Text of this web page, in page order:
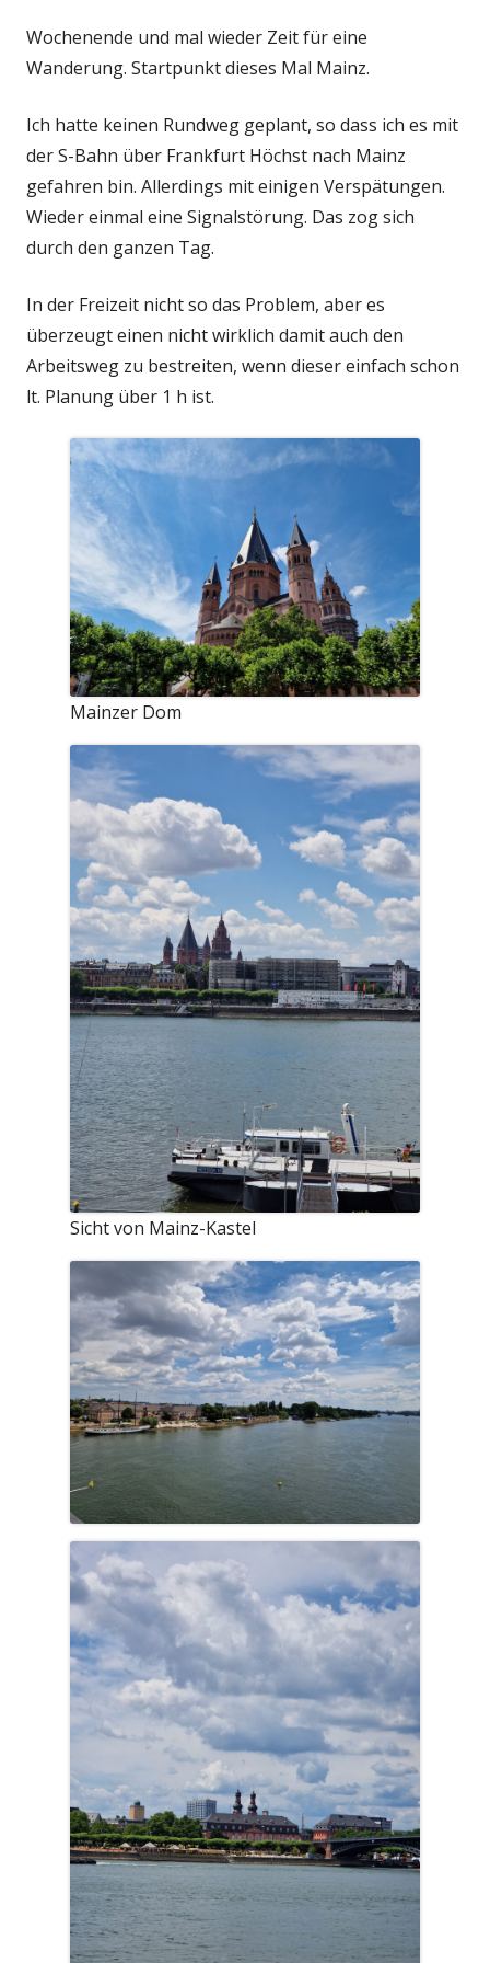
Wochenende und mal wieder Zeit für eine
Wanderung. Startpunkt dieses Mal Mainz.
Ich hatte keinen Rundweg geplant, so dass ich es mit
der S-Bahn über Frankfurt Höchst nach Mainz
gefahren bin. Allerdings mit einigen Verspätungen.
Wieder einmal eine Signalstörung. Das zog sich
durch den ganzen Tag.
In der Freizeit nicht so das Problem, aber es
überzeugt einen nicht wirklich damit auch den
Arbeitsweg zu bestreiten, wenn dieser einfach schon
lt. Planung über 1 h ist.
Mainzer Dom
Sicht von Mainz-Kastel